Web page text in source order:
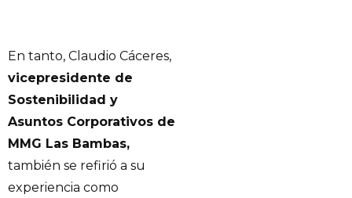
En tanto, Claudio Cáceres,
vicepresidente de
Sostenibilidad y
Asuntos Corporativos de
MMG Las Bambas,
también se refirió a su
experiencia como